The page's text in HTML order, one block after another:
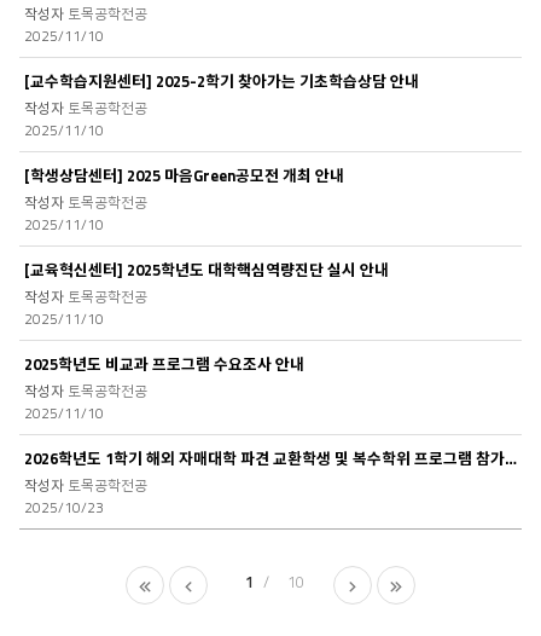
토목공학전공
2025/11/10
[교수학습지원센터] 2025-2학기 찾아가는 기초학습상담 안내
토목공학전공
2025/11/10
[학생상담센터] 2025 마음Green공모전 개최 안내
토목공학전공
2025/11/10
[교육혁신센터] 2025학년도 대학핵심역량진단 실시 안내
토목공학전공
2025/11/10
2025학년도 비교과 프로그램 수요조사 안내
토목공학전공
2025/11/10
2026학년도 1학기 해외 자매대학 파견 교환학생 및 복수학위 프로그램 참가자 모집
토목공학전공
2025/10/23
1 10